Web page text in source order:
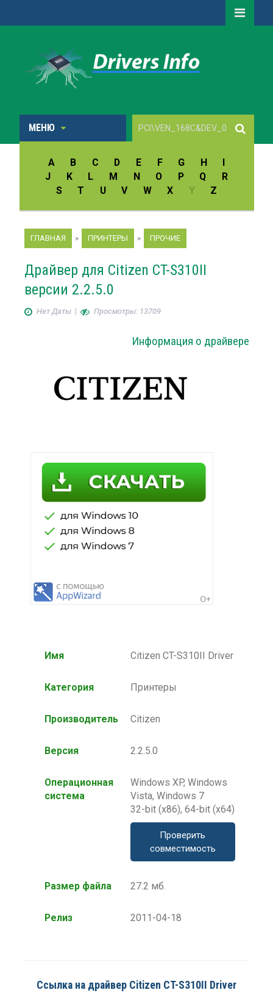
МЕНЮ
A B C D E F G H
I
J
K L M N O P Q
R
S
T U V W X Y Z
ГЛАВНАЯ » ПРИНТЕРЫ » ПРОЧИЕ
Драйвер для Citizen CT-S310II
версии 2.2.5.0
Нет Даты| Просмотры: 13709
Информация о драйвере
Имя Citizen CT-S310II Driver
Категория Принтеры
Производитель Citizen
Версия 2.2.5.0
Операционная
система
Windows XP, Windows
Vista, Windows 7
32-bit (x86), 64-bit (x64)
Проверить
совместимость
Размер файла 27.2 мб.
Релиз 2011-04-18
Ссылка на драйвер Citizen CT-S310II Driver